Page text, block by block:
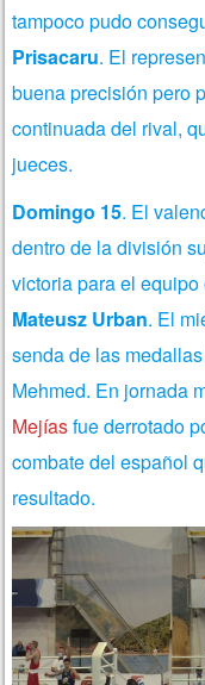
tampoco pudo
Prisacaru. El
buena precisión pero
continuada del rival,
jueces.
Domingo 15. El
dentro de la división
victoria para el
Mateusz Urban. El
senda de las
Mehmed. En jornada
Mejíasfue derrotado
combate del español
resultado.